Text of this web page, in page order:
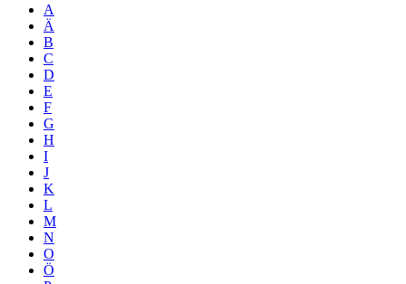
A
Ä
B
C
D
E
F
G
H
I
J
K
L
M
N
O
Ö